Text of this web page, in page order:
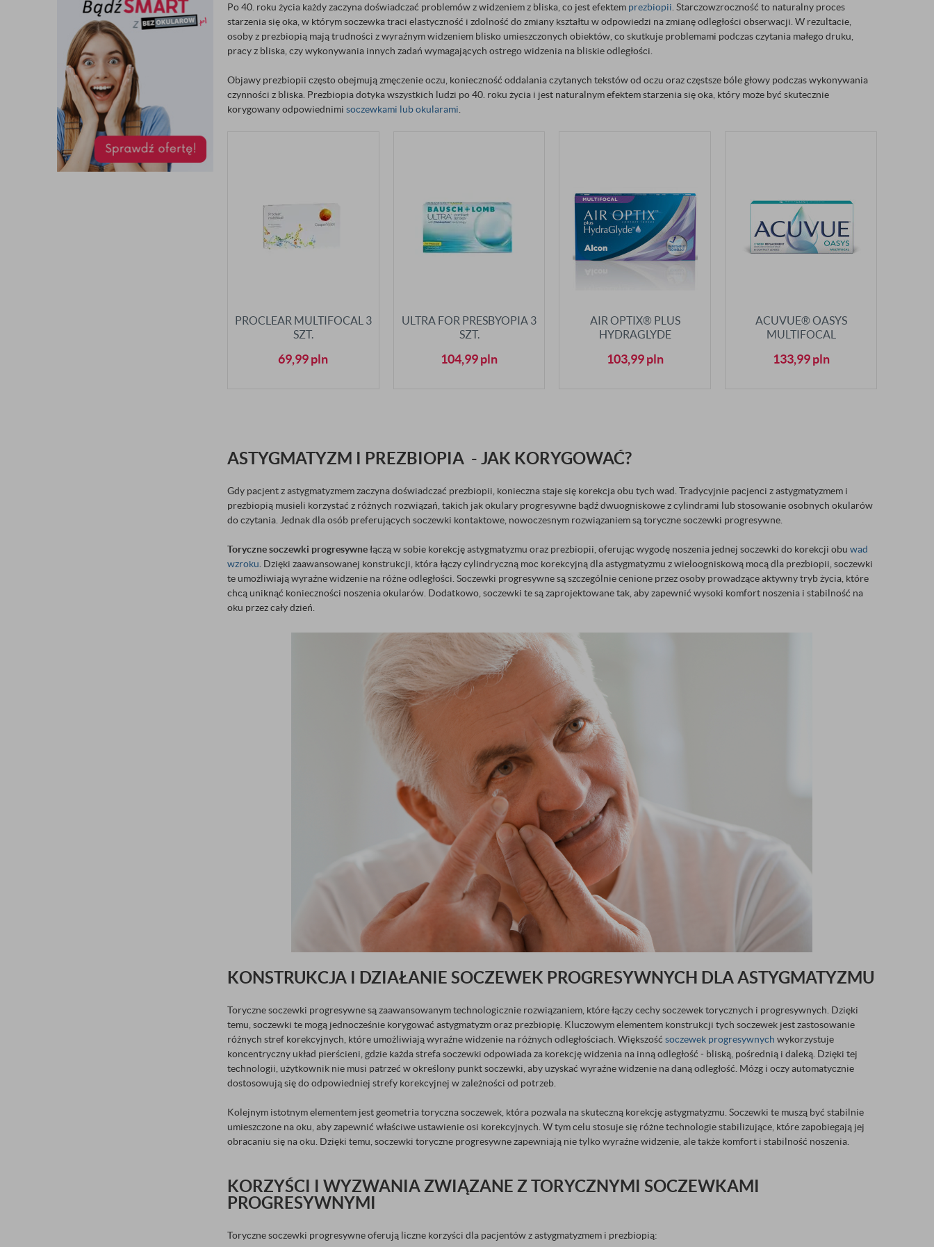
Po 40. roku życia każdy zaczyna doświadczać problemów z widzeniem z bliska, co jest efektem prezbiopii . Starczowzroczność to naturalny proces
starzenia się oka, w którym soczewka traci elastyczność i zdolność do zmiany kształtu w odpowiedzi na zmianę odległości obserwacji. W rezultacie,
osoby z prezbiopią mają trudności z wyraźnym widzeniem blisko umieszczonych obiektów, co skutkuje problemami podczas czytania małego druku,
pracy z bliska, czy wykonywania innych zadań wymagających ostrego widzenia na bliskie odległości.
Objawy prezbiopii często obejmują zmęczenie oczu, konieczność oddalania czytanych tekstów od oczu oraz częstsze bóle głowy podczas wykonywania
czynności z bliska. Prezbiopia dotyka wszystkich ludzi po 40. roku życia i jest naturalnym efektem starzenia się oka, który może być skutecznie
korygowany odpowiednimi soczewkami lub okularami
PROCLEAR MULTIFOCAL 3
SZT.
69,99pln
ULTRA FOR PRESBYOPIA 3
SZT.
104,99pln
AIR OPTIX® PLUS
HYDRAGLYDE
103,99pln
ACUVUE® OASYS
MULTIFOCAL
133,99pln
ASTYGMATYZM I PREZBIOPIA - JAK KORYGOWAĆ?
Gdy pacjent z astygmatyzmem zaczyna doświadczać prezbiopii, konieczna staje się korekcja obu tych wad. Tradycyjnie pacjenci z astygmatyzmem i
prezbiopią musieli korzystać z różnych rozwiązań, takich jak okulary progresywne bądź dwuogniskowe z cylindrami lub stosowanie osobnych okularów
do czytania. Jednak dla osób preferujących soczewki kontaktowe, nowoczesnym rozwiązaniem są toryczne soczewki progresywne.
Toryczne soczewki progresywnełączą w sobie korekcję astygmatyzmu oraz prezbiopii, oferując wygodę noszenia jednej soczewki do korekcji obu wad
wzroku . Dzięki zaawansowanej konstrukcji, która łączy cylindryczną moc korekcyjną dla astygmatyzmu z wieloogniskową mocą dla prezbiopii, soczewki
te umożliwiają wyraźne widzenie na różne odległości. Soczewki progresywne są szczególnie cenione przez osoby prowadzące aktywny tryb życia, które
chcą uniknąć konieczności noszenia okularów. Dodatkowo, soczewki te są zaprojektowane tak, aby zapewnić wysoki komfort noszenia i stabilność na
oku przez cały dzień.
KONSTRUKCJA I DZIAŁANIE SOCZEWEK PROGRESYWNYCH DLA ASTYGMATYZMU
Toryczne soczewki progresywne są zaawansowanym technologicznie rozwiązaniem, które łączy cechy soczewek torycznych i progresywnych. Dzięki
temu, soczewki te mogą jednocześnie korygować astygmatyzm oraz prezbiopię. Kluczowym elementem konstrukcji tych soczewek jest zastosowanie
różnych stref korekcyjnych, które umożliwiają wyraźne widzenie na różnych odległościach. Większość soczewek progresywnych wykorzystuje
koncentryczny układ pierścieni, gdzie każda strefa soczewki odpowiada za korekcję widzenia na inną odległość - bliską, pośrednią i daleką. Dzięki tej
technologii, użytkownik nie musi patrzeć w określony punkt soczewki, aby uzyskać wyraźne widzenie na daną odległość. Mózg i oczy automatycznie
dostosowują się do odpowiedniej strefy korekcyjnej w zależności od potrzeb.
Kolejnym istotnym elementem jest geometria toryczna soczewek, która pozwala na skuteczną korekcję astygmatyzmu. Soczewki te muszą być stabilnie
umieszczone na oku, aby zapewnić właściwe ustawienie osi korekcyjnych. W tym celu stosuje się różne technologie stabilizujące, które zapobiegają jej
obracaniu się na oku. Dzięki temu, soczewki toryczne progresywne zapewniają nie tylko wyraźne widzenie, ale także komfort i stabilność noszenia.
KORZYŚCI I WYZWANIA ZWIĄZANE Z TORYCZNYMI SOCZEWKAMI
PROGRESYWNYMI
Toryczne soczewki progresywne oferują liczne korzyści dla pacjentów z astygmatyzmem i prezbiopią: